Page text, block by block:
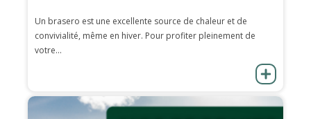
Un brasero est une excellente source de chaleur et de
convivialité, même en hiver. Pour profiter pleinement de
votre...